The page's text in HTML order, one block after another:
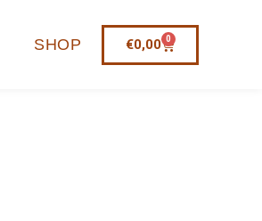
SHOP €0,00 0